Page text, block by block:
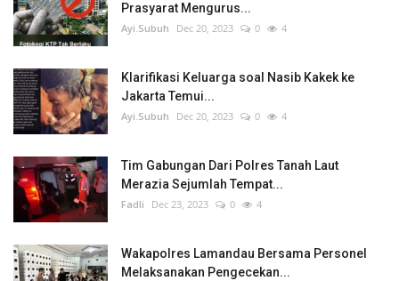
Prasyarat Mengurus...
Ayi.Subuh Dec 20, 2023 0 4
Klarifikasi Keluarga soal Nasib Kakek ke
Jakarta Temui...
Ayi.Subuh Dec 20, 2023 0 4
Tim Gabungan Dari Polres Tanah Laut
Merazia Sejumlah Tempat...
Fadli Dec 23, 2023 0 4
Wakapolres Lamandau Bersama Personel
Melaksanakan Pengecekan...